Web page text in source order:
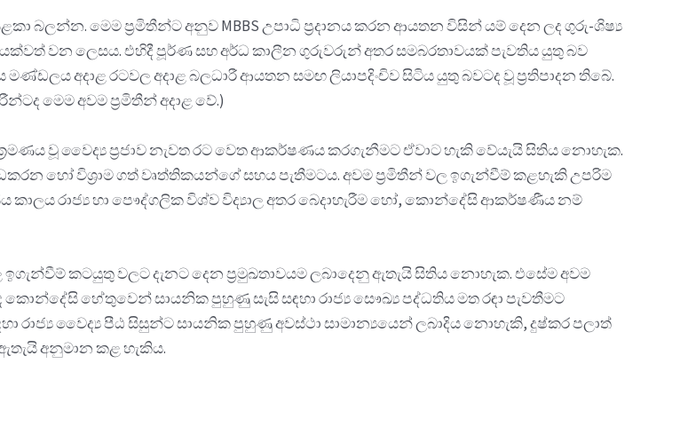
බලන්න. මෙම ප්‍රමිතීන්ට අනුව MBBS උපාධි ප්‍රදානය කරන ආයතන විසින් යම් දෙන ලද ගුරු-ශිෂ්‍ය
වන ලෙසය. එහිදී පූර්ණ සහ අර්ධ කාලීන ගුරුවරුන් අතර සමබරතාවයක් පැවතිය යුතු බව
අදාළ රටවල අදාළ බලධාරී ආයතන සමඟ ලියාපදිංචිව සිටිය යුතු බවටද වූ ප්‍රතිපාදන තිබේ.
මෙම අවම ප්‍රමිතීන් අදාළ වේ.)
වූ වෛද්‍ය ප්‍රජාව නැවත රට වෙත ආකර්ෂණය කරගැනීමට ඒවාට හැකි වේයැයි සිතිය නොහැක.
හෝ විශ්‍රාම ගත් වෘත්තිකයන්ගේ සහය පැතීමටය. අවම ප්‍රමිතීන් වල ඉගැන්වීම් කළහැකි උපරිම
කාලය රාජ්‍ය හා පෞද්ගලික විශ්ව විද්‍යාල අතර බෙදාහැරීම හෝ, කොන්දේසි ආකර්ෂණීය නම්
කටයුතු වලට දැනට දෙන ප්‍රමුඛතාවයම ලබාදෙනු ඇතැයි සිතිය නොහැක. එසේම අවම
කොන්දේසි හේතුවෙන් සායනික පුහුණු සැසි සඳහා රාජ්‍ය සෞඛ්‍ය පද්ධතිය මත රඳා පැවතීමට
රාජ්‍ය වෛද්‍ය පීඨ සිසුන්ට සායනික පුහුණු අවස්ථා සාමාන්‍යයෙන් ලබාදිය නොහැකි, දුෂ්කර පලාත්
අනුමාන කළ හැකිය.